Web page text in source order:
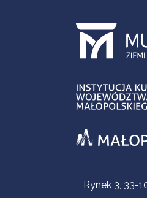
Informacje kontaktowe
Rynek 3, 33-